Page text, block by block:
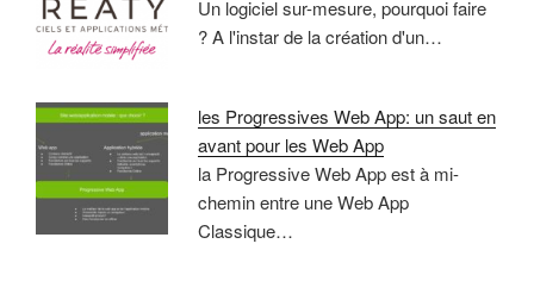
Un logiciel sur-mesure, pourquoi faire
? A l'instar de la création d'un…
les Progressives Web App: un saut en
avant pour les Web App
la Progressive Web App est à mi-
chemin entre une Web App
Classique…